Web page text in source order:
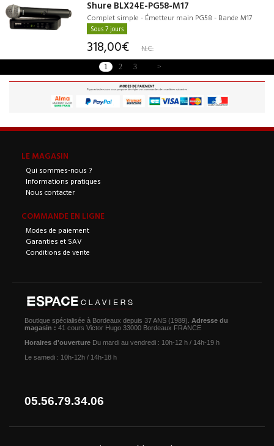
Shure BLX24E-PG58-M17
Complet simple - Émetteur main PG58 - Bande M17
Sous 7 jours
318,00€ N.C.
1 2 3 >
LE MAGASIN
Qui sommes-nous ?
Informations pratiques
Nous contacter
COMMANDE EN LIGNE
Modes de paiement
Garanties et SAV
Conditions de vente
Boutique spécialisée à Bordeaux depuis 37 ANS (1989). Adresse du
magasin : 41 cours Victor Hugo 33000 Bordeaux FRANCE
Horaires d'ouverture Du mardi au vendredi : 10h-12 h / 14h-19 h
Le samedi : 10h-12h / 14h-18 h
05.56.79.34.06